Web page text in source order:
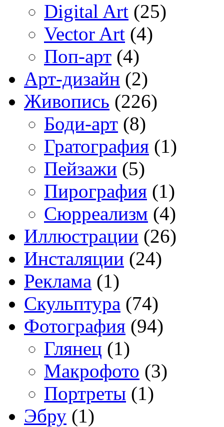
Digital Art (25)
Vector Art (4)
Поп-арт (4)
Арт-дизайн (2)
Живопись (226)
Боди-арт (8)
Гратография (1)
Пейзажи (5)
Пирография (1)
Сюрреализм (4)
Иллюстрации (26)
Инсталяции (24)
Реклама (1)
Скульптура (74)
Фотография (94)
Глянец (1)
Макрофото (3)
Портреты (1)
Эбру (1)